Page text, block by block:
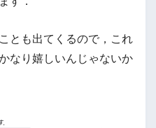
とも出てくるので，これ
なり嬉しいんじゃないか